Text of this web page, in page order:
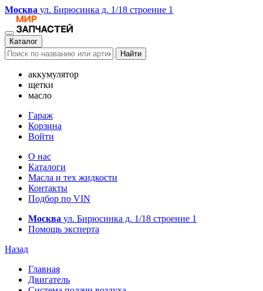
Москва ул. Бирюсинка д. 1/18 строение 1
Каталог
Найти
аккумулятор
щетки
масло
Гараж
Корзина
Войти
О нас
Каталоги
Масла и тех жидкости
Контакты
Подбор по VIN
Москва ул. Бирюсинка д. 1/18 строение 1
Помощь эксперта
Назад
Главная
Двигатель